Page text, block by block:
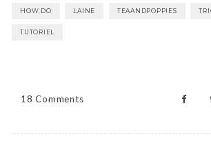
HOW DO LAINE TEAANDPOPPIES
TUTORIEL
18 Comments